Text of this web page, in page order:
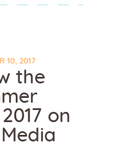
10, 2017
the
on